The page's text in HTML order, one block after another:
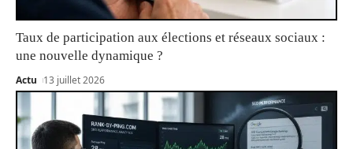
Taux de participation aux élections et réseaux sociaux :
une nouvelle dynamique ?
Actu 13 juillet 2026